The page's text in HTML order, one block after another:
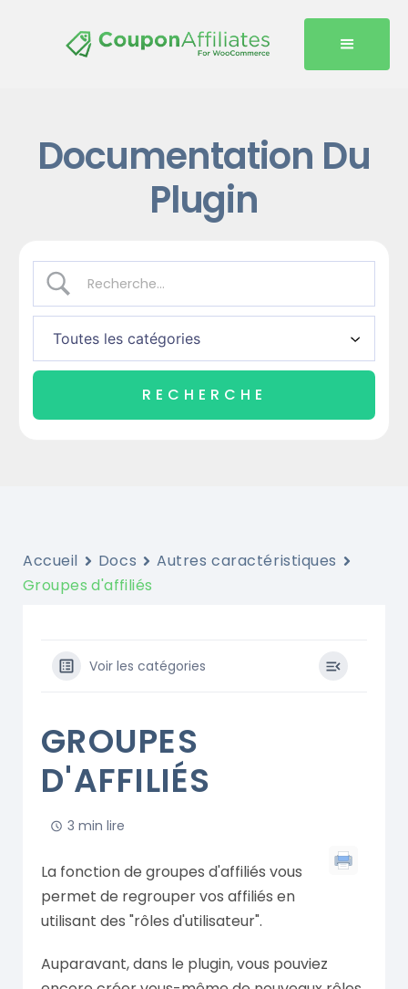
Documentation Du
Plugin
Accueil Docs
Autres caractéristiques
Groupes d'affiliés
Voir les catégories
GROUPES
D'AFFILIÉS
3 min lire
La fonction de groupes d'affiliés vous
permet de regrouper vos affiliés en
utilisant des "rôles d'utilisateur".
Auparavant, dans le plugin, vous pouviez